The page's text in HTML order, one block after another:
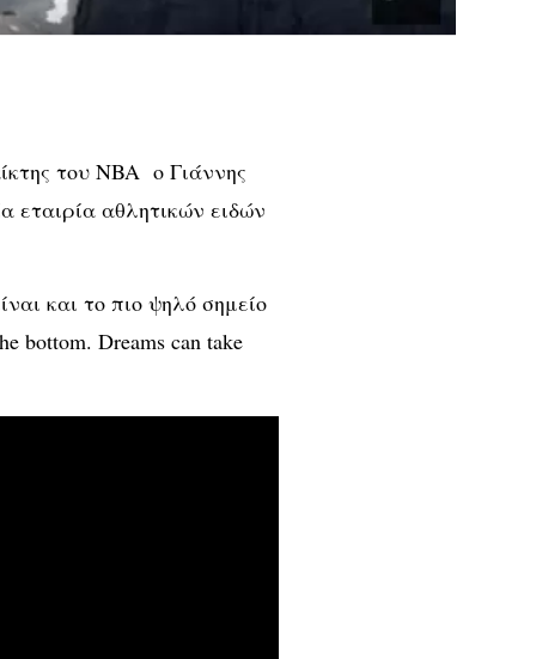
του NBA ο Γιάννης
εταιρία αθλητικών ειδών
και το πιο ψηλό σημείο
bottom. Dreams can take